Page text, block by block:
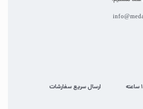
ارسال سریع سفارشات